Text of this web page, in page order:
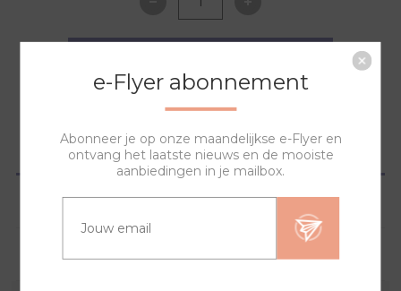
OVERZICHT
SPECIFICATIES
VRAGEN?
e-Flyer abonnement
Abonneer je op onze maandelijkse e-Flyer en
ontvang het laatste nieuws en de mooiste
aanbiedingen in je mailbox.